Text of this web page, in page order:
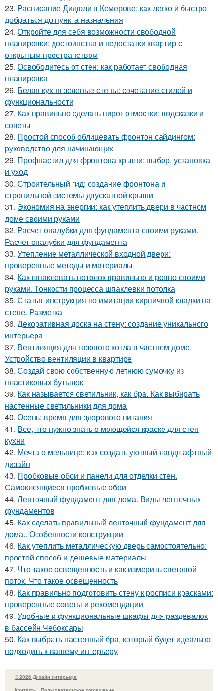
23. Расписание Дидюли в Кемерове: как легко и быстро
добраться до пункта назначения
24. Откройте для себя возможности свободной
планировки: достоинства и недостатки квартир с
открытым пространством
25. Освободитесь от стен: как работает свободная
планировка
26. Белая кухня зеленые стены: сочетание стилей и
функциональности
27. Как правильно сделать пирог отмостки: подсказки и
советы
28. Простой способ облицевать фронтон сайдингом:
руководство для начинающих
29. Профнастил для фронтона крыши: выбор, установка
и уход
30. Строительный гид: создание фронтона и
стропильной системы двускатной крыши
31. Экономия на энергии: как утеплить двери в частном
доме своими руками
32. Расчет опалубки для фундамента своими руками.
Расчет опалубки для фундамента
33. Утепление металлической входной двери:
проверенные методы и материалы
34. Как шпаклевать потолок правильно и ровно своими
руками. Тонкости процесса шпаклевки потолка
35. Статья-инструкция по имитации кирпичной кладки на
стене. Разметка
36. Декоративная доска на стену: создание уникального
интерьера
37. Вентиляция для газового котла в частном доме.
Устройство вентиляции в квартире
38. Создай свою собственную летнюю сумочку из
пластиковых бутылок
39. Как называется светильник, как бра. Как выбирать
настенные светильники для дома
40. Осень: время для здорового питания
41. Все, что нужно знать о моющейся краске для стен
кухни
42. Мечта о мельнице: как создать уютный ландшафтный
дизайн
43. Пробковые обои и панели для отделки стен.
Самоклеящиеся пробковые обои
44. Ленточный фундамент для дома. Виды ленточных
фундаментов
45. Как сделать правильный ленточный фундамент для
дома.. Особенности конструкции
46. Как утеплить металлическую дверь самостоятельно:
простой способ и дешевые материалы
47. Что такое освещенность и как измерить световой
поток. Что такое освещенность
48. Как правильно подготовить стену к росписи красками:
проверенные советы и рекомендации
49. Удобные и функциональные шкафы для раздевалок
в бассейн Чебоксары
50. Как выбрать настенный бра, который будет идеально
подходить к вашему интерьеру
© 2026 Дизайн интерьера
Контакты
Пользовательское соглашение